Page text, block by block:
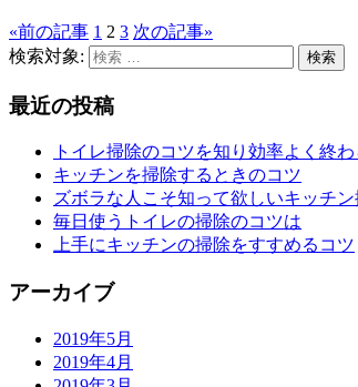
«前の記事 1 2 3 次の記事»
検索対象:
検索
最近の投稿
トイレ掃除のコツを知り効率よく終わ
キッチンを掃除するときのコツ
ズボラな人こそ知って欲しいキッチ
毎日使うトイレの掃除のコツは
上手にキッチンの掃除をすすめるコツ
アーカイブ
2019年5月
2019年4月